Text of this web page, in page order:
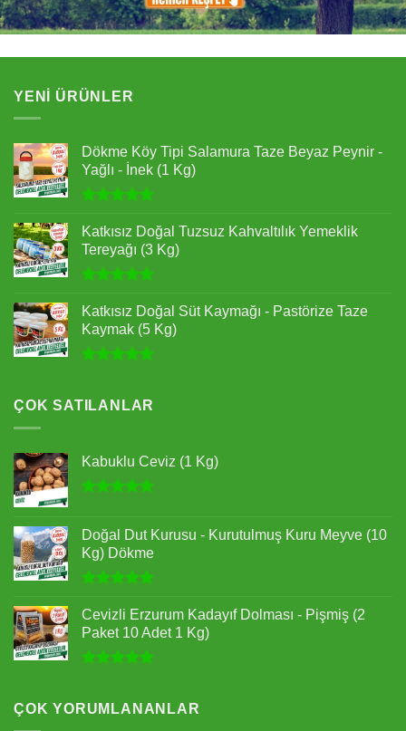
YENI ÜRÜNLER
Dökme Köy Tipi Salamura Taze Beyaz Peynir -
Yağlı - İnek (1 Kg)
5.00oy
aldı
Katkısız Doğal Tuzsuz Kahvaltılık Yemeklik
Tereyağı (3 Kg)
5.00oy
aldı
Katkısız Doğal Süt Kaymağı - Pastörize Taze
Kaymak (5 Kg)
aldı
ÇOK SATILANLAR
Kabuklu Ceviz (1 Kg)
aldı
Doğal Dut Kurusu - Kurutulmuş Kuru Meyve (10
Kg) Dökme
5.00oy
aldı
Cevizli Erzurum Kadayıf Dolması - Pişmiş (2
Paket 10 Adet 1 Kg)
aldı
ÇOK YORUMLANANLAR